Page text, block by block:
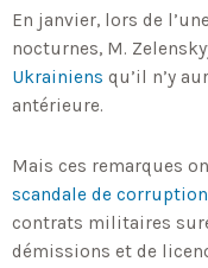
En janvier, lors de
nocturnes, M.
Ukrainiens qu’il n’y
antérieure.
Mais ces remarques
scandale de corruption
contrats militaires
démissions et de